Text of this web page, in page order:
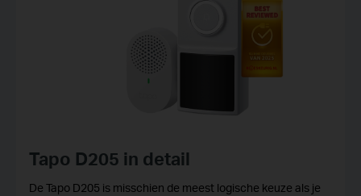
Tapo D205 in detail
De Tapo D205 is misschien de meest logische keuze als je